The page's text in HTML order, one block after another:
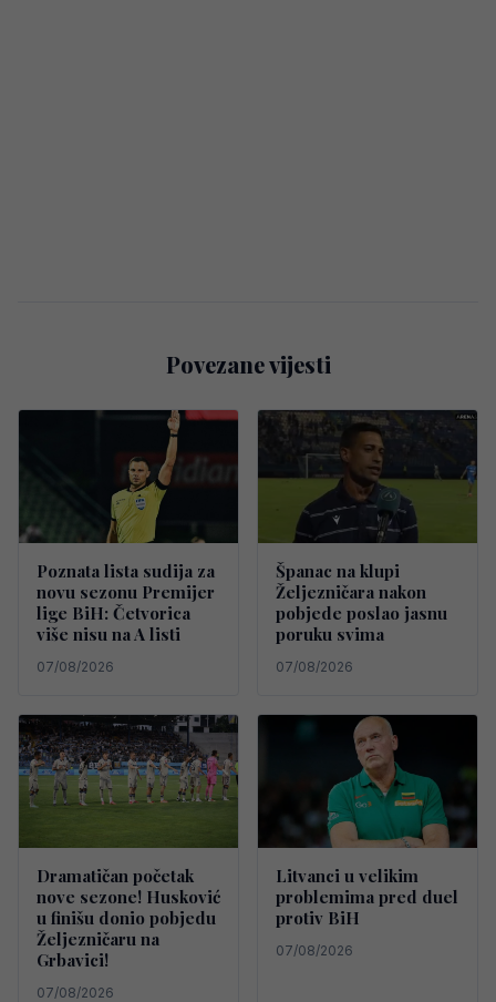
Povezane vijesti
Poznata lista sudija za
novu sezonu Premijer
lige BiH: Četvorica
više nisu na A listi
07/08/2026
Španac na klupi
Željezničara nakon
pobjede poslao jasnu
poruku svima
07/08/2026
Dramatičan početak
nove sezone! Husković
u finišu donio pobjedu
Željezničaru na
Grbavici!
07/08/2026
Litvanci u velikim
problemima pred duel
protiv BiH
07/08/2026